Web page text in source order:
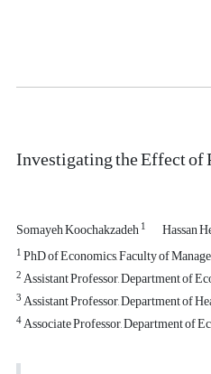
Investigating the Effect of
Somayeh Koochakzadeh1 Hassan
1PhD of Economics, Faculty of
2Assistant Professor, Department of
3Assistant Professor, Department of
4Associate Professor, Department of